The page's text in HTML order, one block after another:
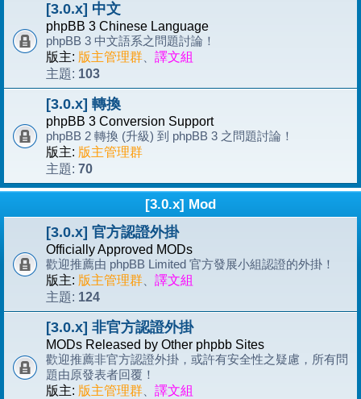
[3.0.x] 中文
phpBB 3 Chinese Language
phpBB 3 中文語系之問題討論！
版主: 版主管理群
譯文組
主題: 103
[3.0.x] 轉換
phpBB 3 Conversion Support
phpBB 2 轉換 (升級) 到 phpBB 3 之問題討論！
版主: 版主管理群
主題: 70
[3.0.x] Mod
[3.0.x] 官方認證外掛
Officially Approved MODs
歡迎推薦由 phpBB Limited 官方發展小組認證的外掛！
版主: 版主管理群
譯文組
主題: 124
[3.0.x] 非官方認證外掛
MODs Released by Other phpbb Sites
歡迎推薦非官方認證外掛，或許有安全性之疑慮，所有問
題由原發表者回覆！
版主: 版主管理群
譯文組